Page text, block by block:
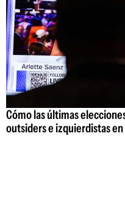
Cómo las últimas
outsiders e izquierdistas